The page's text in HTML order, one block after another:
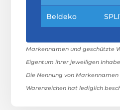
Beldeko
Markennamen und geschützte
Eigentum ihrer jeweiligen
Die Nennung von
Warenzeichen hat lediglich